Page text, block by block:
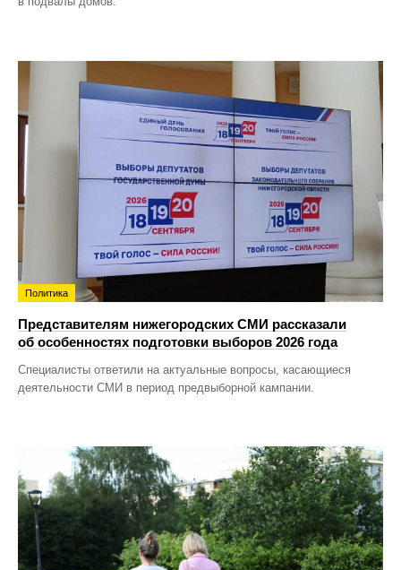
Политика
Представителям нижегородских СМИ рассказали
об особенностях подготовки выборов 2026 года
Специалисты ответили на актуальные вопросы, касающиеся
деятельности СМИ в период предвыборной кампании.